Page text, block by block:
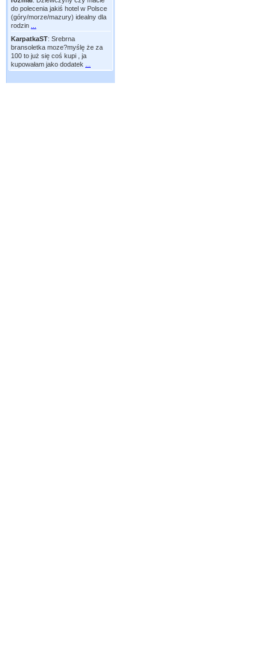
do polecenia jakiś hotel w Polsce
(góry/morze/mazury) idealny dla
rodzin
KarpatkaST: Srebrna
bransoletka moze?myślę że za
100 to już się coś kupi , ja
kupowałam jako dodatek